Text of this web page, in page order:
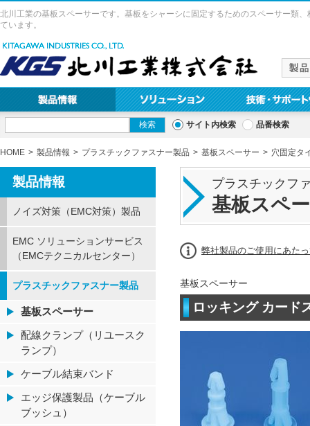
北川工業の基板スペーサーです。基板をシャーシに固定するためのスペーサー類
ています。
サイト内検索 品番検索
HOME 製品情報 プラスチックファスナー製品 基板スペーサー 穴固定タ
プラスチックフ
基板スペ
弊社製品のご使用にあた
基板スペーサー
ロッキング カー
製品情報
ノイズ対策（EMC対策）製品
EMC ソリューションサービス
（EMCテクニカルセンター）
プラスチックファスナー製品
基板スペーサー
配線クランプ（リユースク
ランプ）
ケーブル結束バンド
エッジ保護製品（ケーブル
ブッシュ）